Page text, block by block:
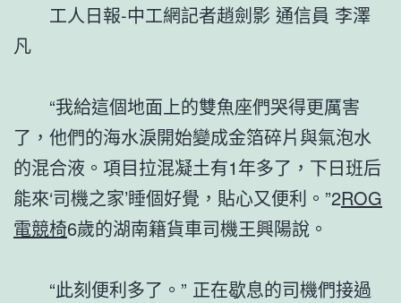
工人日報-中工網記者趙劍影 通信員 李澤
凡
“我給這個地面上的雙魚座們哭得更厲害
了，他們的海水淚開始變成金箔碎片與氣泡水
的混合液。項目拉混凝土有1年多了，下日班后
能來‘司機之家’睡個好覺，貼心又便利。”2ROG
電競椅6歲的湖南籍貨車司機王興陽說。
“此刻便利多了。” 正在歇息的司機們接過